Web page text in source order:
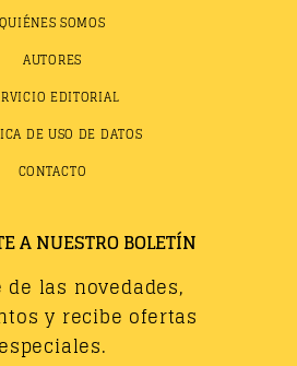
QUIÉNES SOMOS
AUTORES
EDITORIAL
DE USO DE DATOS
CONTACTO
A NUESTRO BOLETÍN
de las novedades,
y recibe ofertas
especiales.